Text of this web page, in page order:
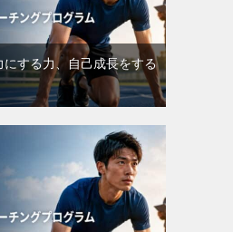
にする力、自己成長をする